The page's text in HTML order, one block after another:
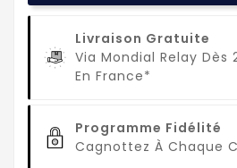
Livraison Gratuite
Via Mondial Relay
En France*
Programme Fidélité
Cagnottez À Chaque